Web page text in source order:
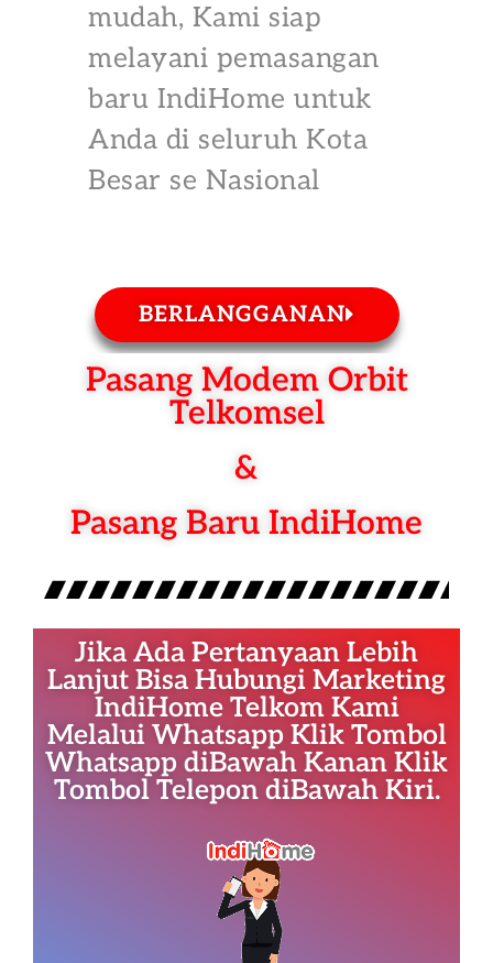
mudah, Kami siap
melayani pemasangan
baru IndiHome untuk
Anda di seluruh Kota
Besar se Nasional
BERLANGGANAN
Pasang Modem Orbit
Telkomsel
&
Pasang Baru IndiHome
Jika Ada Pertanyaan Lebih
Lanjut Bisa Hubungi Marketing
IndiHome Telkom Kami
Melalui Whatsapp Klik Tombol
Whatsapp diBawah Kanan Klik
Tombol Telepon diBawah Kiri.